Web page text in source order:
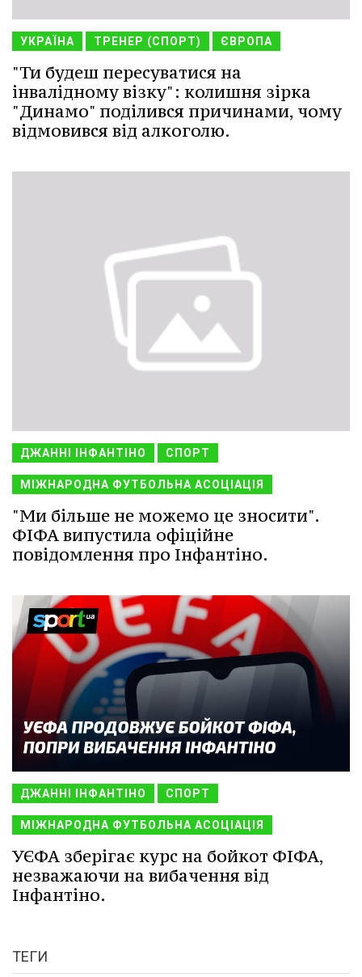
УКРАЇНА ТРЕНЕР (СПОРТ) ЄВРОПА
"Ти будеш пересуватися на
інвалідному візку": колишня зірка
"Динамо" поділився причинами, чому
відмовився від алкоголю.
ДЖАННІ ІНФАНТІНО СПОРТ
МІЖНАРОДНА ФУТБОЛЬНА АСОЦІАЦІЯ
"Ми більше не можемо це зносити".
ФІФА випустила офіційне
повідомлення про Інфантіно.
ДЖАННІ ІНФАНТІНО СПОРТ
МІЖНАРОДНА ФУТБОЛЬНА АСОЦІАЦІЯ
УЄФА зберігає курс на бойкот ФІФА,
незважаючи на вибачення від
Інфантіно.
ТЕГИ